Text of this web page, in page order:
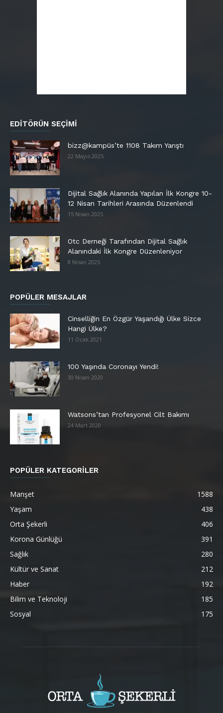
EDITÖRÜN SEÇIMI
bizz@kampüs’te 1108 Takım Yarıştı
22 Mayıs 2025
Dijital Sağlık Alanında Yapılan İlk Kongre 10-
12 Nisan Tarihleri Arasında Düzenlendi
15 Nisan 2025
Otc Derneği Tarafından Dijital Sağlık
Alanındaki İlk Kongre Düzenleniyor
8 Nisan 2025
POPÜLER MESAJLAR
Cinselliğin En Özgür Yaşandığı Ülke Sizce
Hangi Ülke?
11 Ocak 2021
100 Yaşında Coronayı Yendi!
30 Nisan 2020
Watsons’tan Profesyonel Cilt Bakımı
24 Mart 2020
POPÜLER KATEGORİLER
Manşet
1588
Yaşam
438
Orta Şekerli
406
Korona Günlüğü
391
Sağlık
280
Kültür ve Sanat
212
Haber
192
Bilim ve Teknoloji
185
Sosyal
175